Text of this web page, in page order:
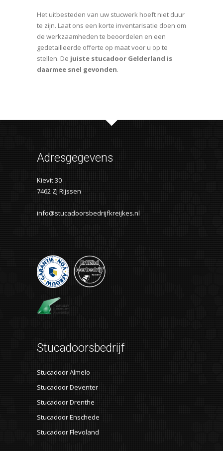
Het uitbesteden van uw stucwerk hoeft niet duur
te zijn. Laat ons een korte inventarisatie doen om
de werkzaamheden te beoordelen en een
gedetailleerde offerte op maat voor u op te
stellen. De juiste stucadoor Gelderland is
daarmee snel gevonden.
Adresgegevens
Kievit 30
7462 ZJ Rijssen
info@stucadoorsbedrijfkreijkes.nl
Stucadoorsbedrijf
Stucadoor Almelo
Stucadoor Deventer
Stucadoor Drenthe
Stucadoor Enschede
Stucadoor Flevoland